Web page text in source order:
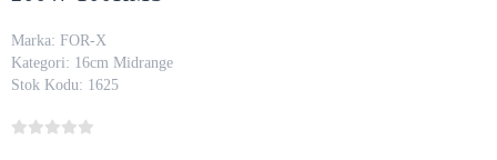
Marka: FOR-X
Kategori: 16cm Midrange
Stok Kodu: 1625